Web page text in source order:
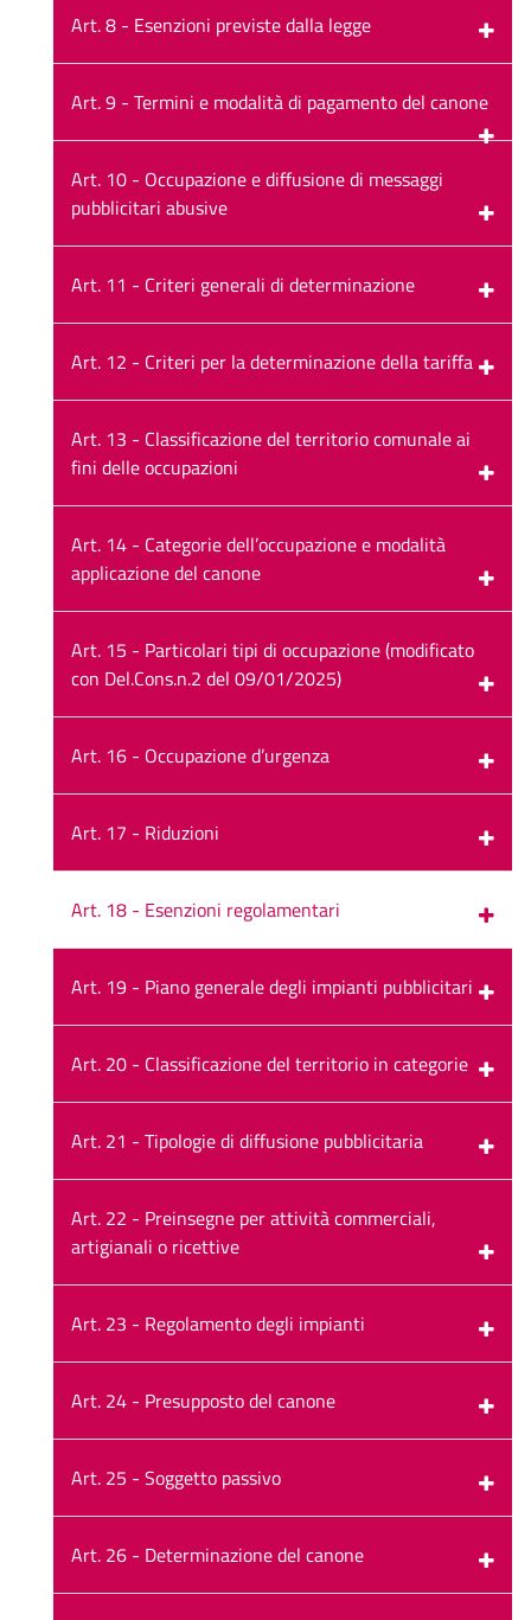
Art. 8 - Esenzioni previste dalla legge
Art. 9 - Termini e modalità di pagamento del canone
Art. 10 - Occupazione e diffusione di messaggi
pubblicitari abusive
Art. 11 - Criteri generali di determinazione
Art. 12 - Criteri per la determinazione della tariffa
Art. 13 - Classificazione del territorio comunale ai
fini delle occupazioni
Art. 14 - Categorie dell’occupazione e modalità
applicazione del canone
Art. 15 - Particolari tipi di occupazione (modificato
con Del.Cons.n.2 del 09/01/2025)
Art. 16 - Occupazione d’urgenza
Art. 17 - Riduzioni
Art. 18 - Esenzioni regolamentari
Art. 19 - Piano generale degli impianti pubblicitari
Art. 20 - Classificazione del territorio in categorie
Art. 21 - Tipologie di diffusione pubblicitaria
Art. 22 - Preinsegne per attività commerciali,
artigianali o ricettive
Art. 23 - Regolamento degli impianti
Art. 24 - Presupposto del canone
Art. 25 - Soggetto passivo
Art. 26 - Determinazione del canone